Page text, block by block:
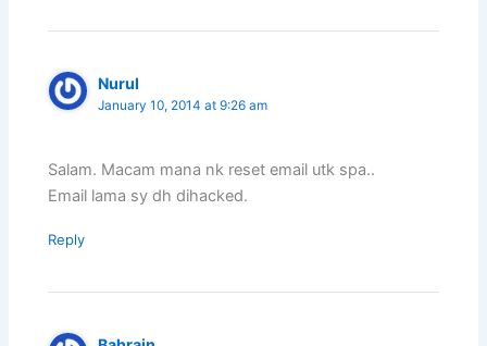
Nurul
January 10, 2014 at 9:26 am
Salam. Macam mana nk reset email utk spa..
Email lama sy dh dihacked.
Reply